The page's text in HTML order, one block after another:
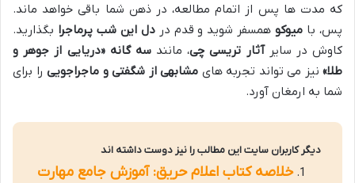
که مدت ها پس از اتمام مطالعه، در ذهن شما باقی خواهد ماند.
پس، با میوکوهمسفر شوید و قدم دردل این شب پرماجرا بگذارید.
کاوش در سایرآثار تریسی چی، مانندسه گانه «دریایی از جوهر و
طلا» نیز می تواند تجربه های مشابهی از شگفتی و ماجراجویی را برای
شما به ارمغان آورد.
دیگر کاربران سایت این مطالب را نیز دوست داشته اند
خلاصه کتاب اعلام حریق: آموزش جامع مهارت